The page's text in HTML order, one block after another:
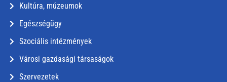
Kultúra, múzeumok
Egészségügy
Szociális intézmények
Városi gazdasági társaságok
Szervezetek